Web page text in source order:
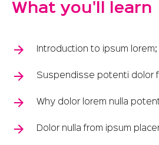
What you'll learn
Introduction to ipsum lorem;
Suspendisse potenti dolor
Why dolor lorem nulla
Dolor nulla from ipsum